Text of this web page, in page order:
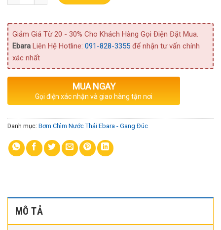
Giảm Giá Từ 20 - 30% Cho Khách Hàng Gọi Điện Đặt Mua.
Ebara Liên Hệ Hotline: 091-828-3355 để nhận tư vấn chính
xác nhất
MUA NGAY
Gọi điện xác nhận và giao hàng tận nơi
Danh mục: Bơm Chìm Nước Thải Ebara - Gang Đúc
MÔ TẢ